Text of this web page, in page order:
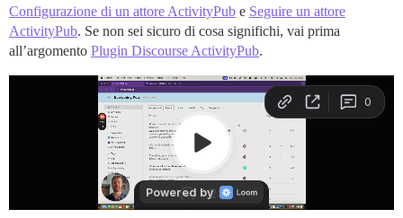
Configurazione di un attore ActivityPub e Seguire un attore
ActivityPub. Se non sei sicuro di cosa significhi, vai prima
all’argomento Plugin Discourse ActivityPub.